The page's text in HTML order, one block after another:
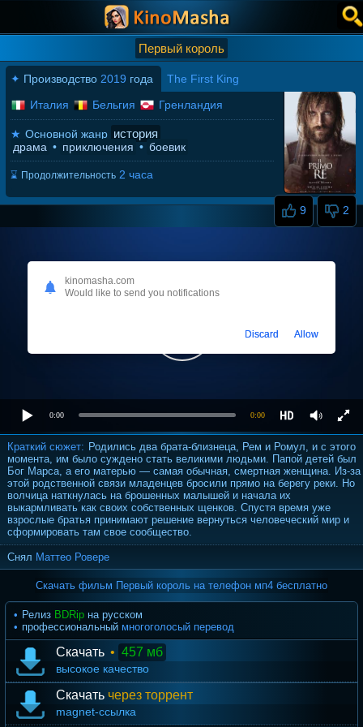
Первый король
✦ Производство 2019 года The First King
9 2
Италия Бельгия Гренландия
★ Основной жанр история
драма • приключения • боевик
⌛ Продолжительность 2 часа
0:00 0:00
Краткий сюжет: Родились два брата-близнеца, Рем и Ромул, и с этого
момента, им было суждено стать великими людьми. Папой детей был
Бог Марса, а его матерью — самая обычная, смертная женщина. Из-за
этой родственной связи младенцев бросили прямо на берегу реки. Но
волчица наткнулась на брошенных малышей и начала их
выкармливать как своих собственных щенков. Спустя время уже
взрослые братья принимают решение вернуться человеческий мир и
сформировать там свое сообщество.
Снял Маттео Ровере
Скачать фильм Первый король на телефон мп4 бесплатно
Релиз BDRip на русском
профессиональный многоголосый перевод
Скачать • 457 мб
высокое качество
Скачать через торрент
magnet-ссылка
kinomasha.com
Would like to send you notifications
Discard Allow